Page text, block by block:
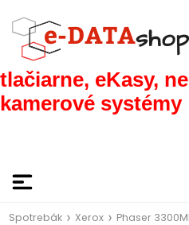
tlačiarne, eKasy,
kamerové systémy
Spotrebák Xerox Phaser